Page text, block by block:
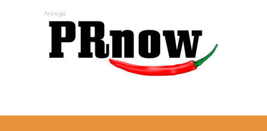
Anzeige